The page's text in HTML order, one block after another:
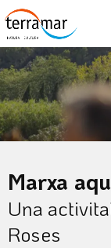
Aquest és un
Diapositiva 1
Diapositiva 1
Marxa
Una
Roses